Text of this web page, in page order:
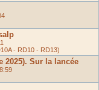
- RD10 - RD13)
2025). Sur la lancée